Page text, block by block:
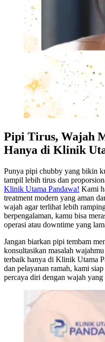
Pipi Tirus, Wajah
Hanya di Klinik
Punya pipi chubby yang bikin
tampil lebih tirus dan
Klinik Utama Pandawa! Kami
treatment modern yang aman
wajah agar terlihat lebih
berpengalaman, kamu bisa
operasi atau downtime yang
Jangan biarkan pipi tembam
konsultasikan masalah
terbaik hanya di Klinik Utama
dan pelayanan ramah, kami
percaya diri dengan wajah